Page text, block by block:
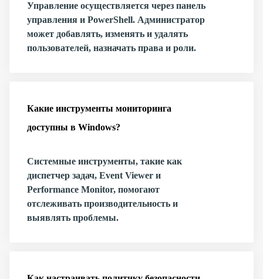
Управление осуществляется через панель
управления и PowerShell. Администратор
может добавлять, изменять и удалять
пользователей, назначать права и роли.
Какие инструменты мониторинга
доступны в Windows?
Системные инструменты, такие как
диспетчер задач, Event Viewer и
Performance Monitor, помогают
отслеживать производительность и
выявлять проблемы.